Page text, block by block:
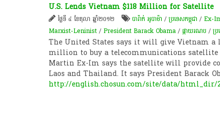
U.S. Lends Vietnam $118 Million for Satellite
ថ្ងៃទី ៤ ខែតុលា ឆ្នាំ២០១២ បារ៉ាក់ អូបាម៉ា /ប្រទេសកម្ពុជា /Ex-
Marxist-Leninist/President Barack Obama/ផ្កាយ​រណប/ប្
The United States says it will give Vietnam a
million to buy a telecommunications satellite
Martin Ex-Im says the satellite will provide
Laos and Thailand. It says President Barack
http://english.chosun.com/site/data/html_dir/